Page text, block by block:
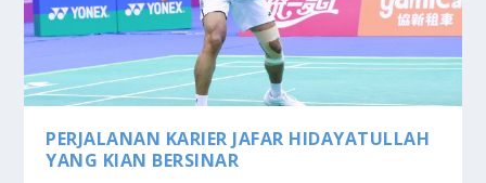
PERJALANAN KARIER JAFAR HIDAYATULLAH
YANG KIAN BERSINAR